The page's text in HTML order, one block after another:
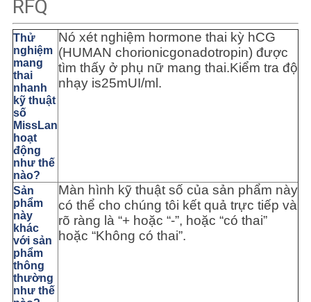
RFQ
Thử
nghiệm
mang
thai
nhanh
kỹ thuật
số
MissLan
hoạt
động
như thế
nào?
Nó xét nghiệm hormone thai kỳ hCG
(HUMAN chorionicgonadotropin) được
tìm thấy ở phụ nữ mang thai.Kiểm tra độ
nhạy is25mUI/ml.
Sản
phẩm
này
khác
với sản
phẩm
thông
thường
như thế
Màn hình kỹ thuật số của sản phẩm này
có thể cho chúng tôi kết quả trực tiếp và
rõ ràng là “+ hoặc “-”, hoặc “có thai”
hoặc “Không có thai”.